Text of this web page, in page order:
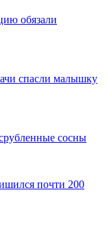
обязали
спасли малышку
сосны
почти 200